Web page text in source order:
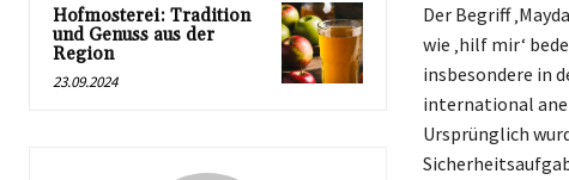
Hofmosterei: Tradition
und Genuss aus der
Region
23.09.2024
Der Begriff
wie ‚hilf mir‘
insbesondere in
international
Ursprünglich